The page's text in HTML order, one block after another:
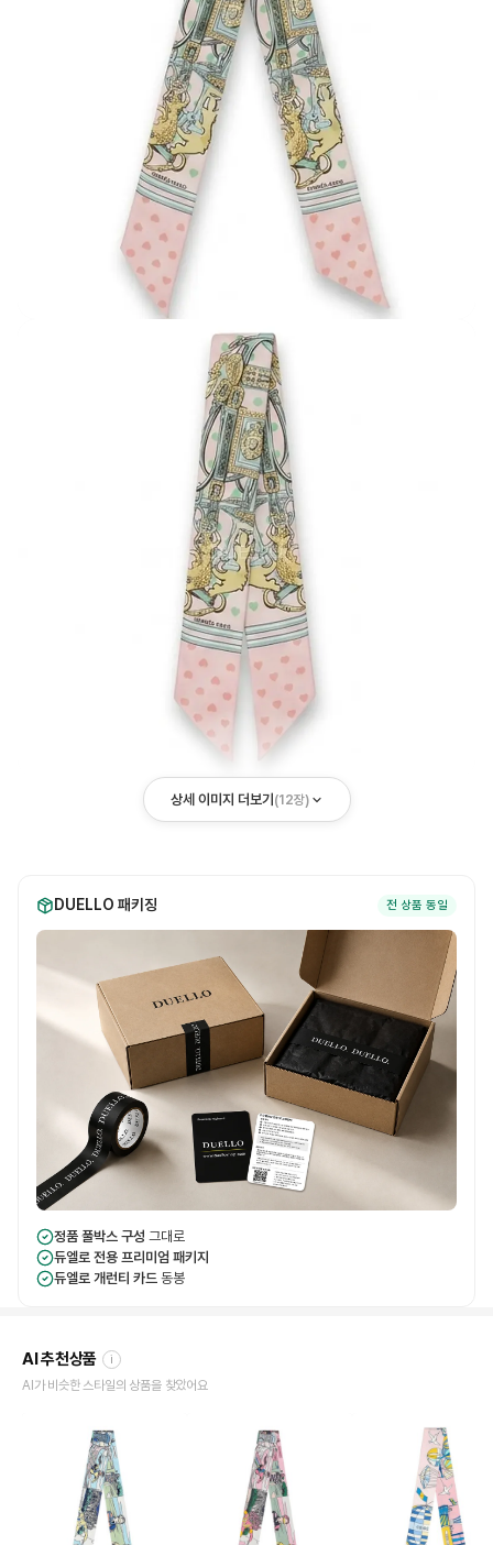
상세 이미지 더보기 (12장)
DUELLO 패키징 전 상품 동일
정품 풀박스 구성 그대로
듀엘로 전용 프리미엄 패키지
듀엘로 개런티 카드 동봉
AI 추천상품 i
AI가 비슷한 스타일의 상품을 찾았어요